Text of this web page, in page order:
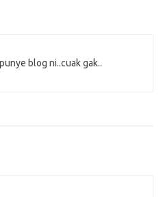
blog ni..cuak gak..